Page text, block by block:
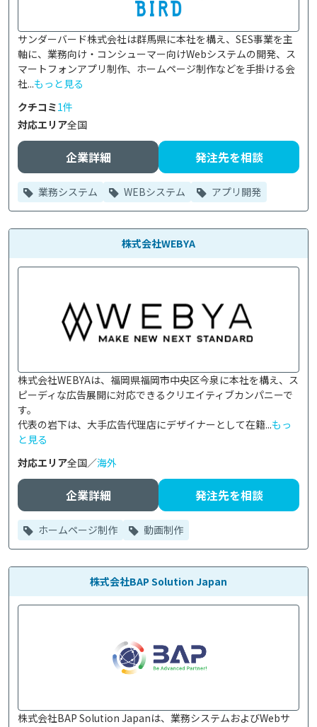
サンダーバード株式会社は群馬県に本社を構え、SES事業を主
軸に、業務向け・コンシューマー向けWebシステムの開発、ス
マートフォンアプリ制作、ホームページ制作などを手掛ける会
社...もっと見る
クチコミ1件
対応エリア全国
企業詳細 発注先を相談
業務システム WEBシステム アプリ開発
株式会社WEBYA
株式会社WEBYAは、福岡県福岡市中央区今泉に本社を構え、ス
ピーディな広告展開に対応できるクリエイティブカンパニーで
す。
代表の岩下は、大手広告代理店にデザイナーとして在籍...もっ
と見る
対応エリア全国／海外
企業詳細 発注先を相談
ホームページ制作 動画制作
株式会社BAP Solution Japan
株式会社BAP Solution Japanは、業務システムおよびWebサ